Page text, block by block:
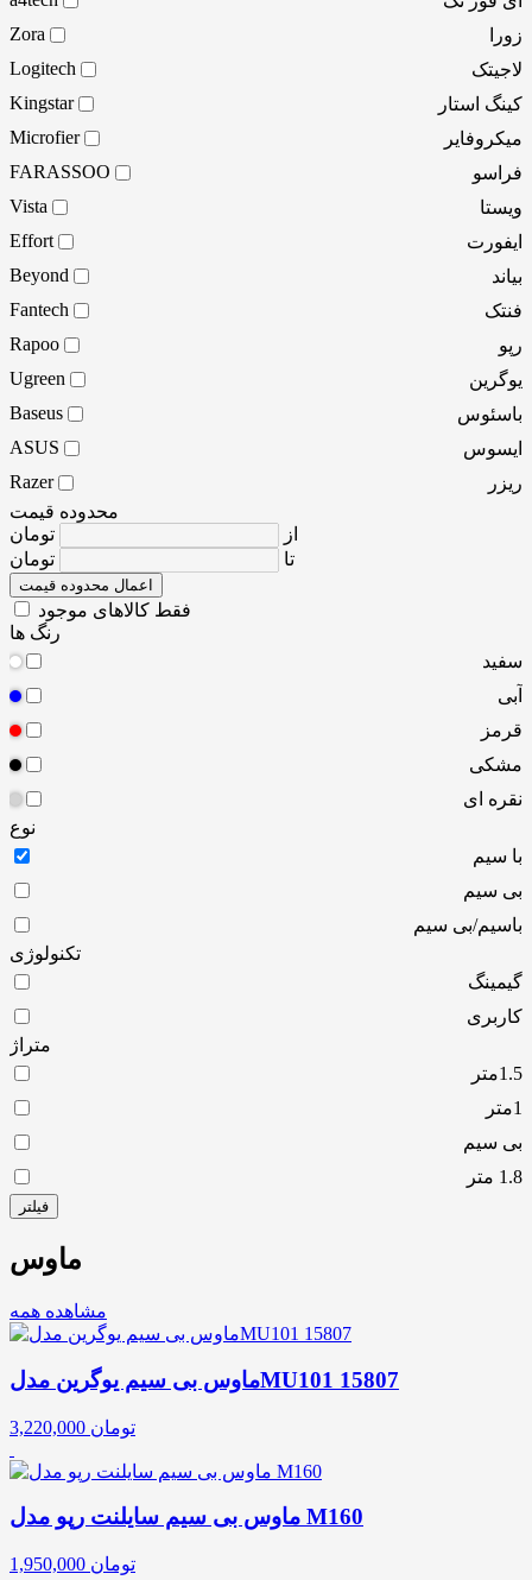
زورا
Zora
لاجیتک
Logitech
کینگ استار
Kingstar
میکروفایر
Microfier
فراسو
FARASSOO
ویستا
Vista
ایفورت
Effort
بیاند
Beyond
فنتک
Fantech
رپو
Rapoo
یوگرین
Ugreen
باسئوس
Baseus
ایسوس
ASUS
ریزر
Razer
محدوده قیمت
از
تومان
تا
تومان
اعمال محدوده قیمت
فقط کالاهای موجود
رنگ ها
سفید
آبی
قرمز
مشکی
نقره ای
نوع
با سیم
بی سیم
باسیم/بی سیم
تکنولوژی
گیمینگ
کاربری
متراژ
1.5متر
1متر
بی سیم
1.8 متر
فیلتر
ماوس
مشاهده همه
ماوس بی سیم یوگرین مدلMU101 15807
3,220,000 تومان
ماوس بی سیم سایلنت رپو مدل M160
1,950,000 تومان